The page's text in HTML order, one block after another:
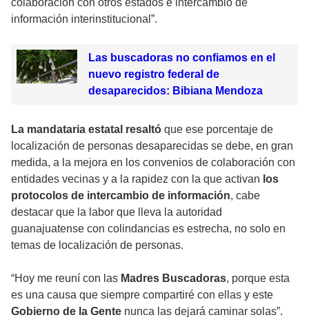
información interinstitucional”.
Las buscadoras no confiamos en el
nuevo registro federal de
desaparecidos: Bibiana Mendoza
La mandataria estatal resaltó que ese porcentaje de
localización de personas desaparecidas se debe, en gran
medida, a la mejora en los convenios de colaboración con
entidades vecinas y a la rapidez con la que activan los
protocolos de intercambio de información, cabe
destacar que la labor que lleva la autoridad
guanajuatense con colindancias es estrecha, no solo en
temas de localización de personas.
“Hoy me reuní con las Madres Buscadoras, porque esta
es una causa que siempre compartiré con ellas y este
Gobierno de la Gente nunca las dejará caminar solas”.